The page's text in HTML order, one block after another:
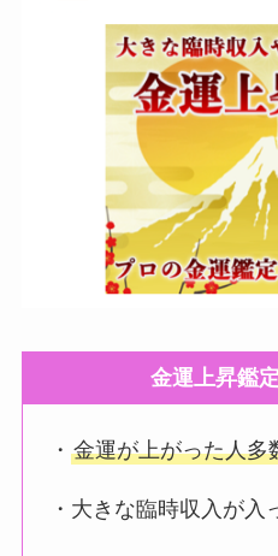
金運上昇鑑
・金運が上がった人多
・大きな臨時収入が入